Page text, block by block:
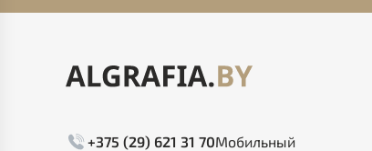
+375 (29) 621 31 70Мобильный